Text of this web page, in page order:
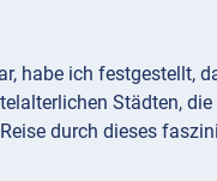
habe ich festgestellt,
Städten, die
durch dieses